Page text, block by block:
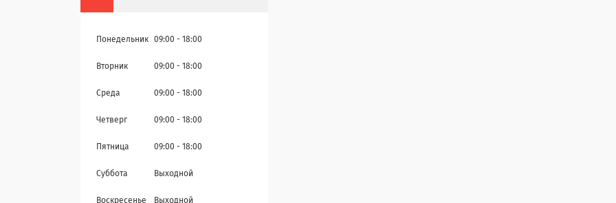
Понедельник 09:00 18:00
Вторник 09:00 18:00
Среда 09:00 18:00
Четверг 09:00 18:00
Пятница 09:00 18:00
Суббота Выходной
Воскресенье Выходной